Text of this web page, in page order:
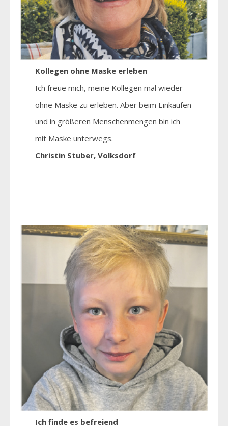
Kollegen ohne Maske erleben
Ich freue mich, meine Kollegen mal wieder
ohne Maske zu erleben. Aber beim Einkaufen
und in größeren Menschenmengen bin ich
mit Maske unterwegs.
Christin Stuber, Volksdorf
Ich finde es befreiend